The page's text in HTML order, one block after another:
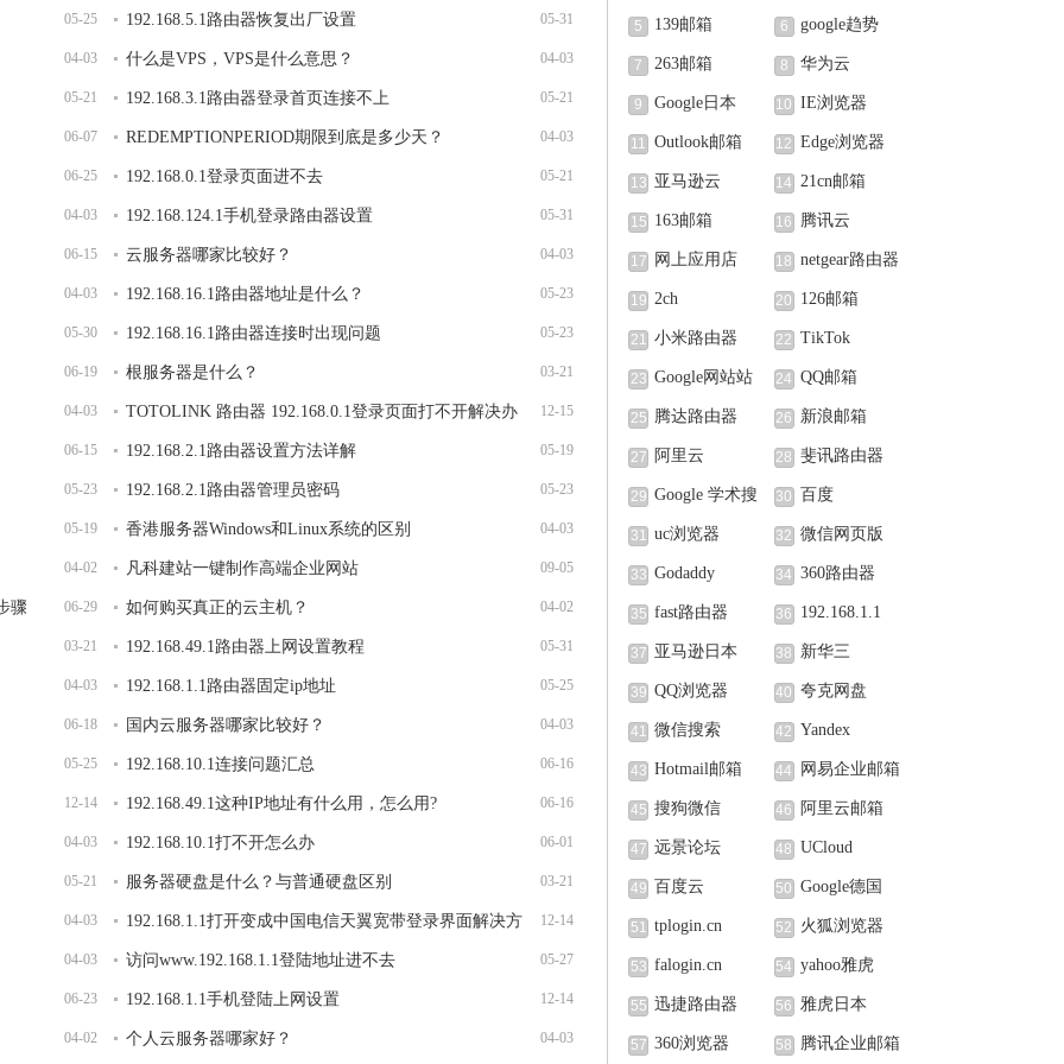
05-25 05-31
192.168.5.1路由器恢复出厂设置
04-03 04-03
什么是VPS，VPS是什么意思？
05-21 05-21
192.168.3.1路由器登录首页连接不上
06-07 04-03
REDEMPTIONPERIOD期限到底是多少天？
06-25 05-21
192.168.0.1登录页面进不去
04-03 05-31
192.168.124.1手机登录路由器设置
06-15 04-03
云服务器哪家比较好？
04-03 05-23
192.168.16.1路由器地址是什么？
05-30 05-23
192.168.16.1路由器连接时出现问题
06-19 03-21
根服务器是什么？
04-03 12-15
TOTOLINK 路由器 192.168.0.1登录页面打不开解决办
法
06-15 05-19
192.168.2.1路由器设置方法详解
05-23 05-23
192.168.2.1路由器管理员密码
05-19 04-03
香港服务器Windows和Linux系统的区别
04-02 09-05
凡科建站一键制作高端企业网站
06-29
骤 04-02
如何购买真正的云主机？
03-21 05-31
192.168.49.1路由器上网设置教程
04-03 05-25
192.168.1.1路由器固定ip地址
06-18 04-03
国内云服务器哪家比较好？
05-25 06-16
192.168.10.1连接问题汇总
12-14 06-16
192.168.49.1这种IP地址有什么用，怎么用?
04-03 06-01
192.168.10.1打不开怎么办
05-21 03-21
服务器硬盘是什么？与普通硬盘区别
04-03 12-14
192.168.1.1打开变成中国电信天翼宽带登录界面解决方
法
04-03 05-27
访问www.192.168.1.1登陆地址进不去
06-23 12-14
192.168.1.1手机登陆上网设置
04-02 04-03
个人云服务器哪家好？
5 139邮箱 6 google趋势
7 263邮箱 8 华为云
9 Google日本 10 IE浏览器
11 Outlook邮箱 12 Edge浏览器
13 亚马逊云 14 21cn邮箱
15 163邮箱 16 腾讯云
17 网上应用店 18 netgear路由器
19 2ch 20 126邮箱
21 小米路由器 22 TikTok
23 Google网站站
长中心
24 QQ邮箱
25 腾达路由器 26 新浪邮箱
27 阿里云 28 斐讯路由器
29 Google 学术搜
索
30 百度
31 uc浏览器 32 微信网页版
33 Godaddy 34 360路由器
35 fast路由器 36 192.168.1.1
37 亚马逊日本 38 新华三
39 QQ浏览器 40 夸克网盘
41 微信搜索 42 Yandex
43 Hotmail邮箱 44 网易企业邮箱
45 搜狗微信 46 阿里云邮箱
47 远景论坛 48 UCloud
49 百度云 50 Google德国
51 tplogin.cn 52 火狐浏览器
53 falogin.cn 54 yahoo雅虎
55 迅捷路由器 56 雅虎日本
57 360浏览器 58 腾讯企业邮箱